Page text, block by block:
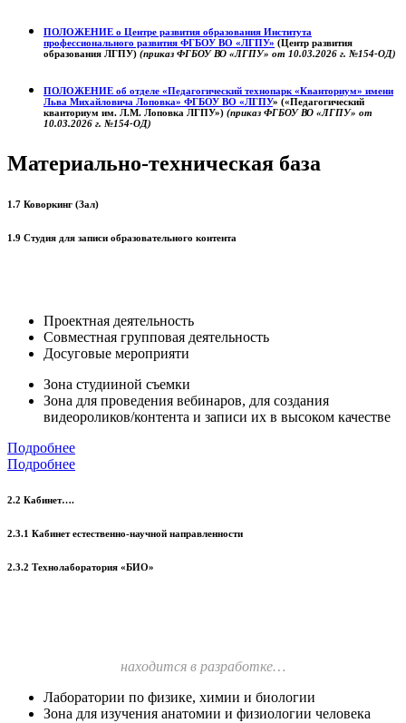
ПОЛОЖЕНИЕ о Центре развития образования Института
профессионального развития ФГБОУ ВО «ЛГПУ» (Центр развития
образования ЛГПУ) (приказ ФГБОУ ВО «ЛГПУ» от 10.03.2026 г. №154-ОД)
ПОЛОЖЕНИЕ об отделе «Педагогический технопарк «Кванториум» имени
Льва Михайловича Лоповка» ФГБОУ ВО «ЛГПУ» («Педагогический
кванториум им. Л.М. Лоповка ЛГПУ») (приказ ФГБОУ ВО «ЛГПУ» от
10.03.2026 г. №154-ОД)
Материально-техническая база
1.7 Коворкинг (Зал)
1.9 Студия для записи образовательного контента
Проектная деятельность
Совместная групповая деятельность
Досуговые мероприяти
Зона студииной съемки
Зона для проведения вебинаров, для создания
видеороликов/контента и записи их в высоком качестве
Подробнее
Подробнее
2.2 Кабинет….
2.3.1 Кабинет естественно-научной направленности
2.3.2 Технолаборатория «БИО»
находится в разработке…
Лаборатории по физике, химии и биологии
Зона для изучения анатомии и физиологии человека